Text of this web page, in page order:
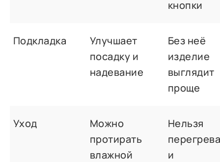
кнопки
Подкладка
Улучшает
посадку и
надевание
Без неё
изделие
выглядит
проще
Уход
Можно
протирать
влажной
Нельзя
и